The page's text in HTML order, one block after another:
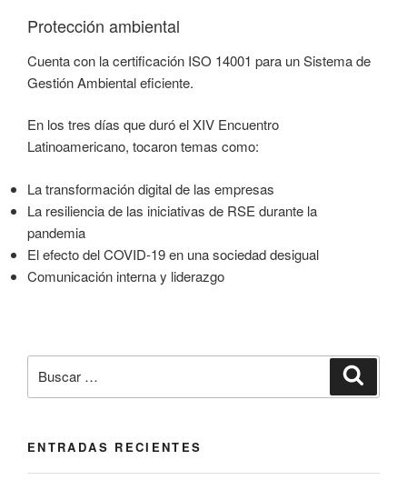
Protección ambiental
Cuenta con la certificación ISO 14001 para un Sistema de
Gestión Ambiental eficiente.
En los tres días que duró el XIV Encuentro
Latinoamericano, tocaron temas como:
La transformación digital de las empresas
La resiliencia de las iniciativas de RSE durante la
pandemia
El efecto del COVID-19 en una sociedad desigual
Comunicación interna y liderazgo
por:
ENTRADAS RECIENTES